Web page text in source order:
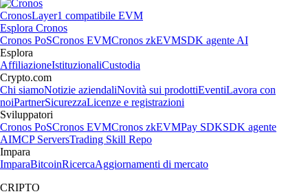
CronosLayer1 compatibile EVM
Esplora Cronos
Cronos PoSCronos EVMCronos zkEVMSDK agente AI
Esplora
AffiliazioneIstituzionaliCustodia
Crypto.com
Chi siamoNotizie aziendaliNovità sui prodottiEventiLavora con
noiPartnerSicurezzaLicenze e registrazioni
Sviluppatori
Cronos PoSCronos EVMCronos zkEVMPay SDKSDK agente
AIMCP ServersTrading Skill Repo
Impara
ImparaBitcoinRicercaAggiornamenti di mercato
CRIPTO